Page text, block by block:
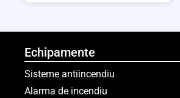
Echipamente
Sisteme antiincendiu
Alarma de incendiu